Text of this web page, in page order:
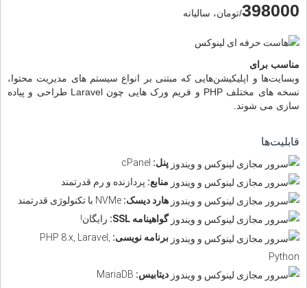
398000/تومان، سالیانه
مناسب برای
وبسایت‌ها و اپلیکیشن‌هایی که مبتنی بر انواع سیستم های مدیریت محتوا،
نسخه های مختلف PHP و فریم ورک هایی چون Laravel طراحی و پیاده
سازی می شوند.
قابلیت‌ها
پنل:
منابع: پردازنده و رم قدرتمند
هارد دیسک:
گواهینامه SSL:
رایگان!
برنامه نویسی: PHP 8.x, Laravel,
Python
دیتابیس: MariaDB